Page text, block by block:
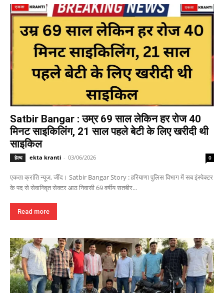
Satbir Bangar : उम्र 69 साल लेकिन हर रोज 40
मिनट साइकिलिंग, 21 साल पहले बेटी के लिए खरीदी थी
साइकिल
हेल्थ ekta kranti - 03/06/2026 0
एकता क्रांति न्यूज, जींद। Satbir Bangar Story : हरियाणा पुलिस विभाग में सब इंस्पेक्टर
के पद से सेवानिवृत सेक्टर आठ निवासी 69 वर्षीय सतबीर...
Read more